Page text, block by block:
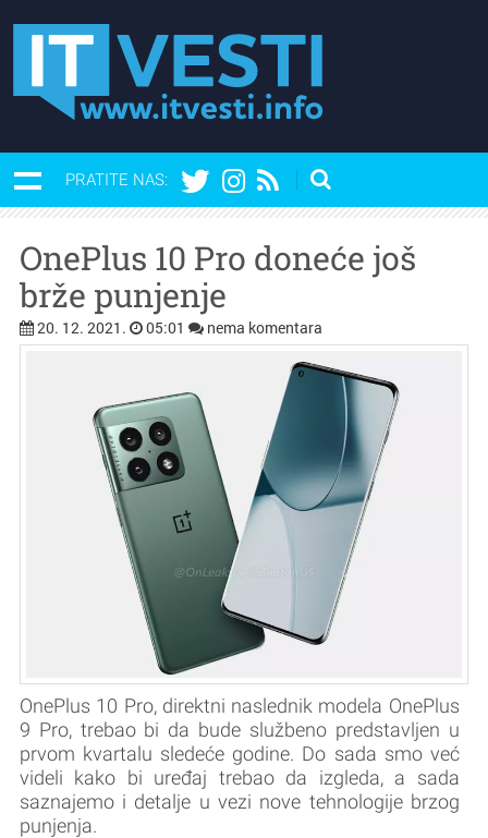
PRATITE NAS:
OnePlus 10 Pro doneće još
brže punjenje
20. 12. 2021. 05:01 nema komentara
OnePlus 10 Pro, direktni naslednik modela OnePlus
9 Pro, trebao bi da bude službeno predstavljen u
prvom kvartalu sledeće godine. Do sada smo već
videli kako bi uređaj trebao da izgleda, a sada
saznajemo i detalje u vezi nove tehnologije brzog
punjenja.